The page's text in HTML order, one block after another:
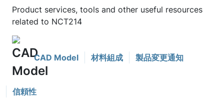
Product services, tools and other useful resources
related to NCT214
CAD Model 材料組成 製品変更通知
信頼性